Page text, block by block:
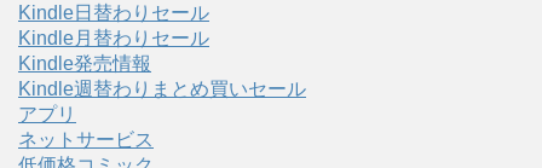
Kindle日替わりセール
Kindle月替わりセール
Kindle発売情報
Kindle週替わりまとめ買いセール
アプリ
ネットサービス